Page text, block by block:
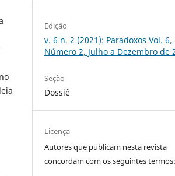
Edição
v. 6 n. 2 (2021): Paradoxos Vol. 6,
Número 2, Julho a Dezembro de
Seção
Dossiê
Licença
Autores que publicam nesta revista
concordam com os seguintes termos: